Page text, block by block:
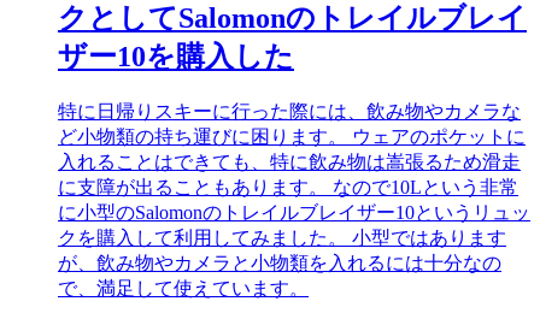
クとしてSalomonのトレイルブレイ
ザー10を購入した
特に日帰りスキーに行った際には、飲み物やカメラな
ど小物類の持ち運びに困ります。 ウェアのポケットに
入れることはできても、特に飲み物は嵩張るため滑走
に支障が出ることもあります。 なので10Lという非常
に小型のSalomonのトレイルブレイザー10というリュッ
クを購入して利用してみました。 小型ではあります
が、飲み物やカメラと小物類を入れるには十分なの
で、満足して使えています。